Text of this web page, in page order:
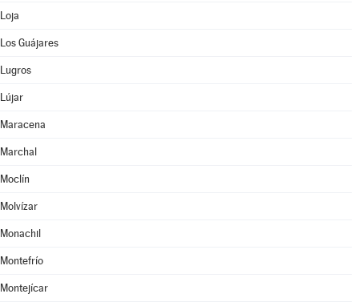
Loja
Los Guájares
Lugros
Lújar
Maracena
Marchal
Moclín
Molvízar
Monachil
Montefrío
Montejícar